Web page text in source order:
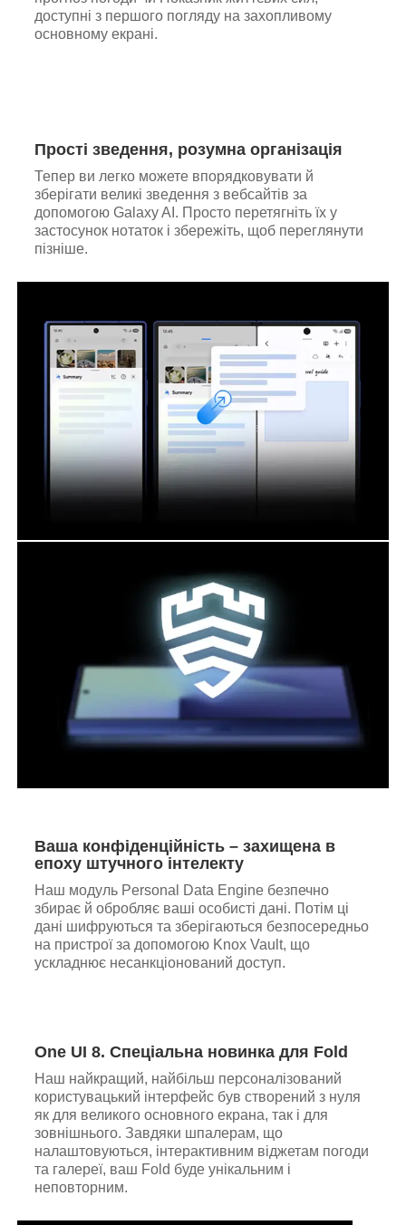
доступні з першого погляду на захопливому
основному екрані.
Прості зведення, розумна організація
Тепер ви легко можете впорядковувати й
зберігати великі зведення з вебсайтів за
допомогою Galaxy AI. Просто перетягніть їх у
застосунок нотаток і збережіть, щоб переглянути
пізніше.
Ваша конфіденційність – захищена в
епоху штучного інтелекту
Наш модуль Personal Data Engine безпечно
збирає й обробляє ваші особисті дані. Потім ці
дані шифруються та зберігаються безпосередньо
на пристрої за допомогою Knox Vault, що
ускладнює несанкціонований доступ.
One UI 8. Cпеціальна новинка для Fold
Наш найкращий, найбільш персоналізований
користувацький інтерфейс був створений з нуля
як для великого основного екрана, так і для
зовнішнього. Завдяки шпалерам, що
налаштовуються, інтерактивним віджетам погоди
та галереї, ваш Fold буде унікальним і
неповторним.